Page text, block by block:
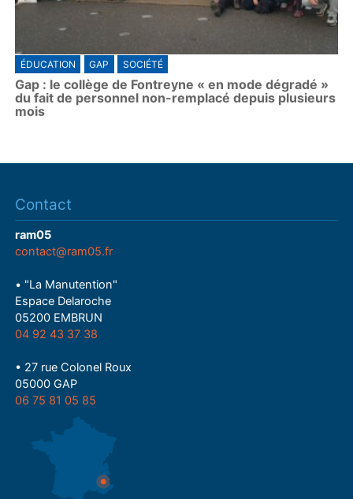
ÉDUCATION GAP SOCIÉTÉ
Gap : le collège de Fontreyne « en mode dégradé »
du fait de personnel non-remplacé depuis plusieurs
mois
Contact
ram05
contact@ram05.fr
• "La Manutention"
Espace Delaroche
05200 EMBRUN
04 92 43 37 38
• 27 rue Colonel Roux
05000 GAP
06 75 81 05 85